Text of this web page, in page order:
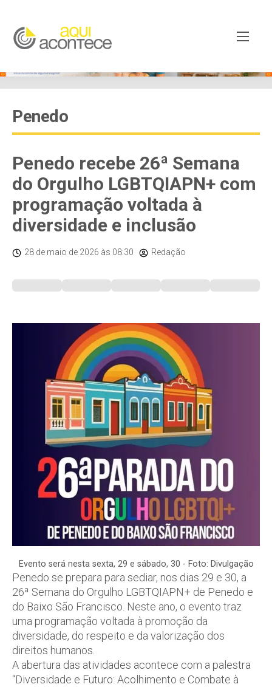
Penedo
Penedo recebe 26ª Semana
do Orgulho LGBTQIAPN+ com
programação voltada à
diversidade e inclusão
28 de maio de 2026 às 08:30 Redação
Evento será nesta sexta, 29 e sábado, 30 - Foto: Divulgação
Penedo se prepara para sediar, nos dias 29 e 30, a
26ª Semana do Orgulho LGBTQIAPN+ de Penedo e
do Baixo São Francisco. Neste ano, o evento traz
uma programação voltada à promoção da
diversidade, do respeito e da valorização dos
direitos humanos.
A abertura das atividades acontece com a palestra
“Diversidade e Futuro: Acolhimento e Combate à